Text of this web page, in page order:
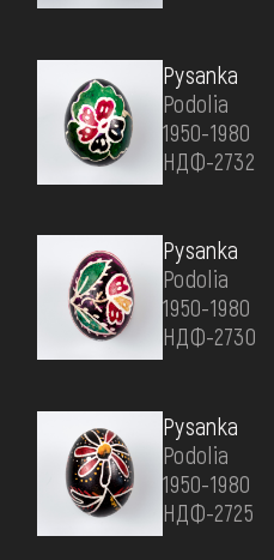
Pysanka
Podolia
1950-1980
НДФ-2732
Pysanka
Podolia
1950-1980
НДФ-2730
Pysanka
Podolia
1950-1980
НДФ-2725